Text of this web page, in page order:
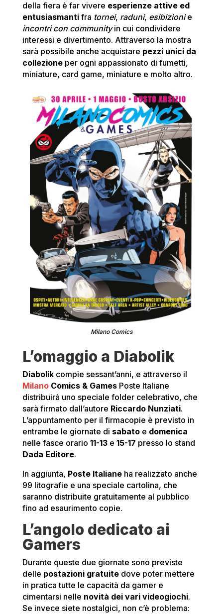
della fiera è far vivere esperienze attive ed
entusiasmantifra tornei, raduni, esibizionie
incontri con communityin cui condividere
interessi e divertimento. Attraverso la mostra
sarà possibile anche acquistare pezzi unici da
collezioneper ogni appassionato di fumetti,
miniature, card game, miniature e molto altro.
Milano Comics
L’omaggio a Diabolik
Diabolikcompie sessant’anni, e attraverso il
MilanoComics & GamesPoste Italiane
distribuirà uno speciale folder celebrativo, che
sarà firmato dall’autore Riccardo Nunziati.
L’appuntamento per il firmacopie è previsto in
entrambe le giornate di sabatoe domenica
nelle fasce orario 11-13e 15-17 presso lo stand
Dada Editore.
In aggiunta, Poste Italianeha realizzato anche
99 litografie e una speciale cartolina, che
saranno distribuite gratuitamente al pubblico
fino ad esaurimento copie.
L’angolo dedicato ai
Gamers
Durante queste due giornate sono previste
delle postazioni gratuitedove poter mettere
in pratica tutte le capacità da gamer e
cimentarsi nelle novità dei vari videogiochi.
Se invece siete nostalgici, non c’è problema: